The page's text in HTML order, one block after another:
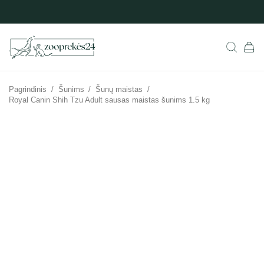
Pagrindinis / Šunims / Šunų maistas /
Royal Canin Shih Tzu Adult sausas maistas šunims 1.5 kg